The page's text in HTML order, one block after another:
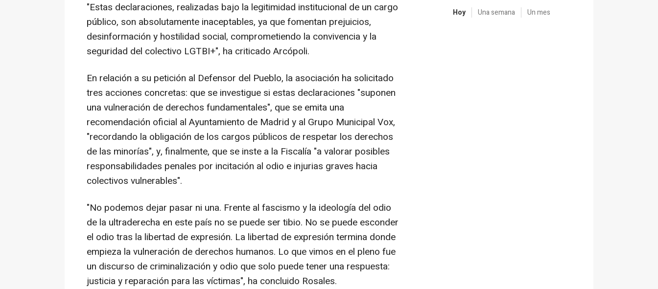
"Estas declaraciones, realizadas bajo la legitimidad institucional de un cargo
público, son absolutamente inaceptables, ya que fomentan prejuicios,
desinformación y hostilidad social, comprometiendo la convivencia y la
seguridad del colectivo LGTBI+", ha criticado Arcópoli.
En relación a su petición al Defensor del Pueblo, la asociación ha solicitado
tres acciones concretas: que se investigue si estas declaraciones "suponen
una vulneración de derechos fundamentales", que se emita una
recomendación oficial al Ayuntamiento de Madrid y al Grupo Municipal Vox,
"recordando la obligación de los cargos públicos de respetar los derechos
de las minorías", y, finalmente, que se inste a la Fiscalía "a valorar posibles
responsabilidades penales por incitación al odio e injurias graves hacia
colectivos vulnerables".
"No podemos dejar pasar ni una. Frente al fascismo y la ideología del odio
de la ultraderecha en este país no se puede ser tibio. No se puede esconder
el odio tras la libertad de expresión. La libertad de expresión termina donde
empieza la vulneración de derechos humanos. Lo que vimos en el pleno fue
un discurso de criminalización y odio que solo puede tener una respuesta:
justicia y reparación para las víctimas", ha concluido Rosales.
Hoy Una semana Un mes